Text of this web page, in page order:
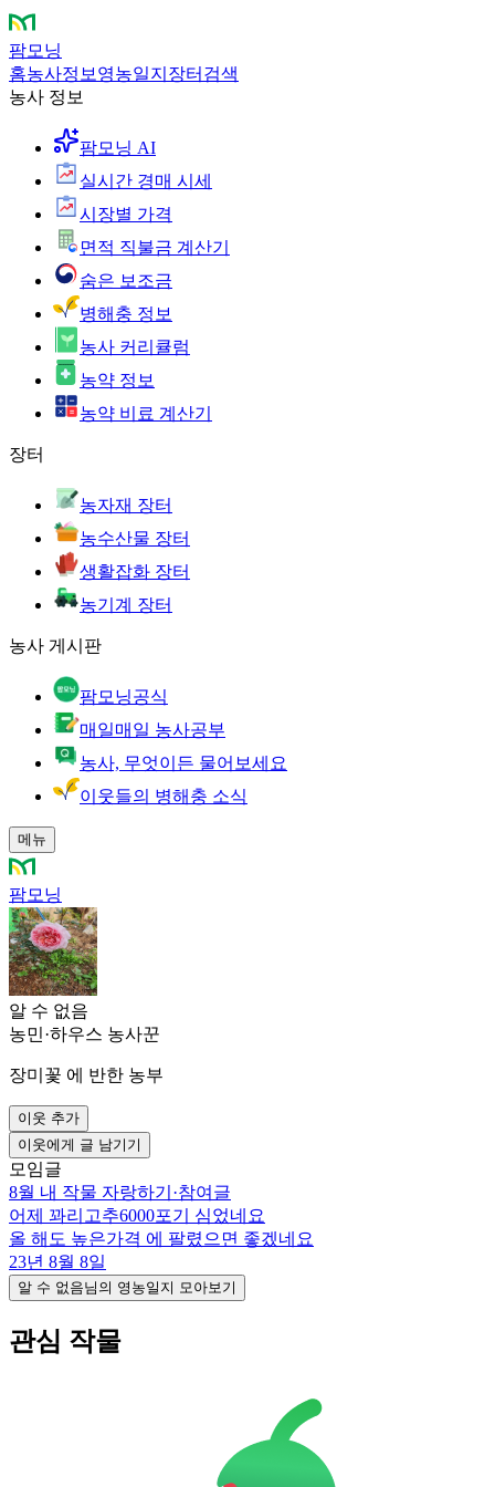
팜모닝
홈농사정보 영농일지 장터 검색
농사 정보
팜모닝 AI
실시간 경매 시세
시장별 가격
면적 직불금 계산기
숨은 보조금
병해충 정보
농사 커리큘럼
농약 정보
농약 비료 계산기
장터
농자재 장터
농수산물 장터
생활잡화 장터
농기계 장터
농사 게시판
팜모닝공식
매일매일 농사공부
농사, 무엇이든 물어보세요
이웃들의 병해충 소식
메뉴
팜모닝
알 수 없음
농민·하우스 농사꾼
장미꽃 에 반한 농부
이웃 추가
이웃에게 글 남기기
모임글
8월 내 작물 자랑하기 ·참여글
어제 꽈리고추6000포기 심었네요
올 해도 높은가격 에 팔렸으면 좋겠네요
23년 8월 8일
알 수 없음님의 영농일지 모아보기
관심 작물